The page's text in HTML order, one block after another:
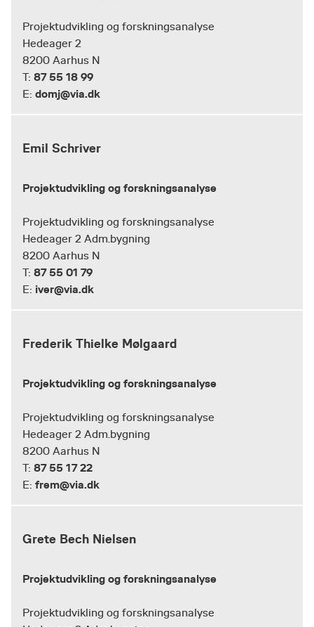
Projektudvikling og forskningsanalyse
Hedeager 2
8200 Aarhus N
T: 87 55 18 99
E: domj@via.dk
Emil Schriver
Projektudvikling og forskningsanalyse
Projektudvikling og forskningsanalyse
Hedeager 2 Adm.bygning
8200 Aarhus N
T: 87 55 01 79
E: iver@via.dk
Frederik Thielke Mølgaard
Projektudvikling og forskningsanalyse
Projektudvikling og forskningsanalyse
Hedeager 2 Adm.bygning
8200 Aarhus N
T: 87 55 17 22
E: frem@via.dk
Grete Bech Nielsen
Projektudvikling og forskningsanalyse
Projektudvikling og forskningsanalyse